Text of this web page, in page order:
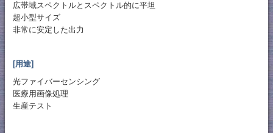
広帯域スペクトルとスペク​​トル的に平坦
超小型サイズ
非常に安定した出力
[用途]
光ファイバーセンシング
医療用画像処理
生産テスト